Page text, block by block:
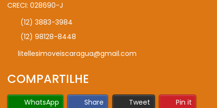
CRECI: 028690-J
(12) 3883-3984
(12) 98128-8448
litellesimoveiscaragua@gmail.com
COMPARTILHE
WhatsApp Share Tweet
Pin it